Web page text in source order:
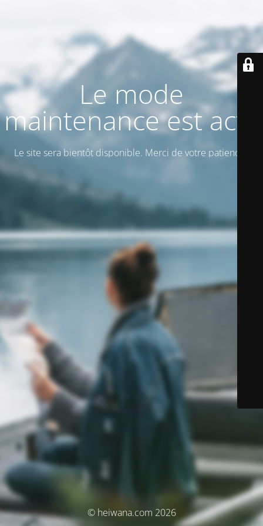
Le mode
maintenance est actif
Le site sera bientôt disponible. Merci de votre patience !
© heiwana.com 2026